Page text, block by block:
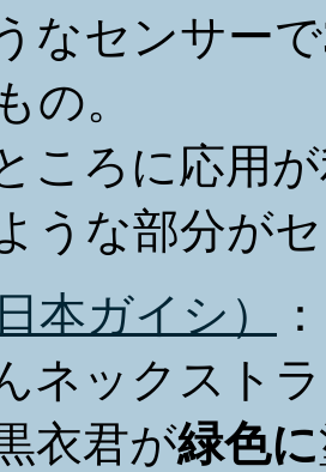
なセンサー
の。
ころに応用
うな部分が
本ガイシ）
：
ネックスト
衣君が緑色に